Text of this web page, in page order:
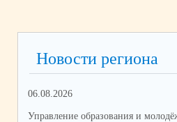
Новости региона
06.08.2026
Управление образования и